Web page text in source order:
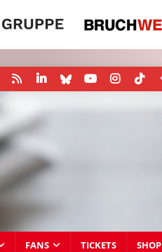
FANS TICKETS SHOP